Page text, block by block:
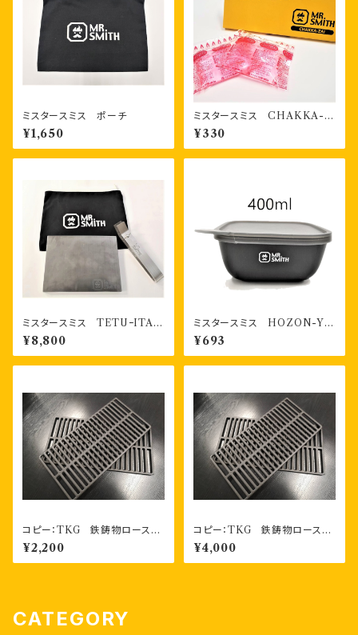
ミスタースミス ポーチ
¥1,650
ミスタースミス CHAKKA-Z
AI スマートシリーズ 着火
剤 パック燃料2個 箱入り
¥330
ミスタースミス TETUｰITA
極厚鉄板 専用掴みジグ、専用
ポーチ付き
¥8,800
ミスタースミス HOZON-YO
KI 書き込める保存容器 40
0ml
¥693
コピー：TKG 鉄鋳物ロースタ
ー（焼アミ） １枚
¥2,200
コピー：TKG 鉄鋳物ロースタ
ー（焼アミ） お得な2枚セット
¥4,000
CATEGORY